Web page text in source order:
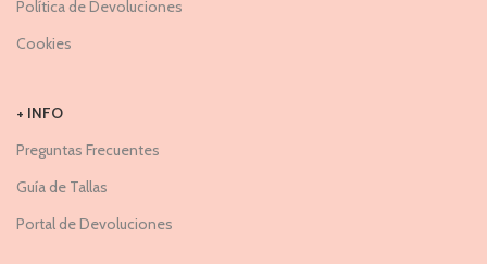
Política de Devoluciones
Cookies
+ INFO
Preguntas Frecuentes
Guía de Tallas
Portal de Devoluciones